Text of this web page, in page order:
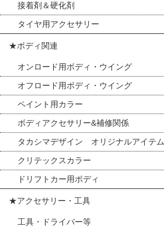
接着剤＆硬化剤
タイヤ用アクセサリー
★ボディ関連
オンロード用ボディ・ウイング
オフロード用ボディ・ウイング
ペイント用カラー
ボディアクセサリー&補修関係
タカシマデザイン オリジナルアイテム
クリテックスカラー
ドリフトカー用ボディ
★アクセサリー・工具
工具・ドライバー等